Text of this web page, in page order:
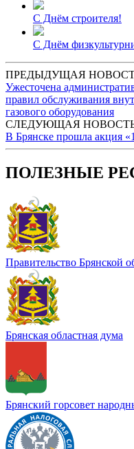
С Днём строителя!
С Днём
ПРЕДЫДУЩАЯ
Ужесточена
правил обслуживания
газового оборудования
СЛЕДУЮЩАЯ
В Брянске прошла акция
ПОЛЕЗНЫЕ
Правительство Брянской
Брянская областная дума
Брянский горсовет